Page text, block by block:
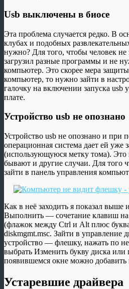
Usb выключены в биосе
Эта проблема случается редко. В
клубах и подобных
нужно? Для того, чтобы человек не
загрузил разные программы и не
компьютер. Это скорее мера
компьютер, то нужно зайти в
галочку на включении запуска usb
плате.
Устройство usb не опознано
Устройство usb не опознано и при
операционная система дает ей уже
(использующуюся метку тома). Это
бывают и другие случаи. Для того
зайти в панель управления
Как в неё заходить я показал выше
Выполнить — сочетание клавиш на
(флажок между Ctrl и Alt плюс
diskmgmt.msc. Зайти в управление
устройство — флешку, нажать по
выбрать Изменить букву диска или
появившемся окне можно добавить
Устаревшие драйвера